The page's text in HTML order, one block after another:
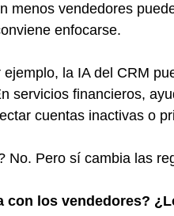
menos vendedores
enfocarse.
ejemplo, la IA del CRM
servicios financieros,
cuentas inactivas o
No. Pero sí cambia las
con los vendedores?